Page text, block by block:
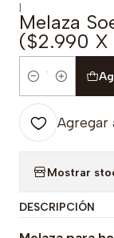
|
Melaza
($2.990 X
Cantidad
Agregar
Mostrar
DESCRIPCIÓN